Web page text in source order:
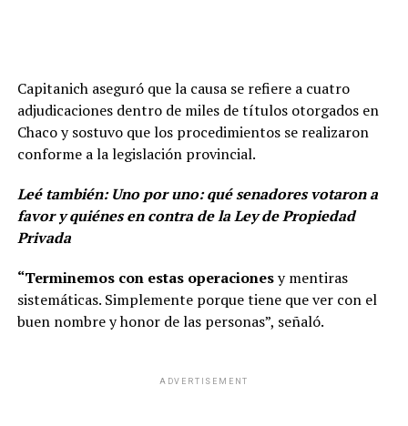
Capitanich aseguró que la causa se refiere a cuatro
adjudicaciones dentro de miles de títulos otorgados en
Chaco y sostuvo que los procedimientos se realizaron
conforme a la legislación provincial.
Leé también:Uno por uno: qué senadores votaron a
favor y quiénes en contra de la Ley de Propiedad
Privada
“Terminemos con estas operacionesy mentiras
sistemáticas. Simplemente porque tiene que ver con el
buen nombre y honor de las personas”, señaló.
ADVERTISEMENT